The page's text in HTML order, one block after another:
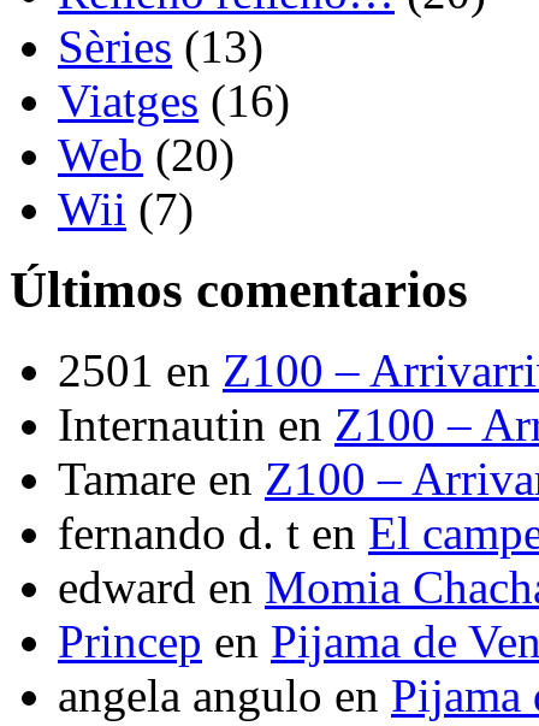
Sèries (13)
Viatges (16)
Web (20)
Wii (7)
Últimos comentarios
2501 en Z100 –
Internautin en Z100 –
Tamare en Z100 –
fernando d. t en El
edward en Momia
Princep en Pijama de
angela angulo en Pijama